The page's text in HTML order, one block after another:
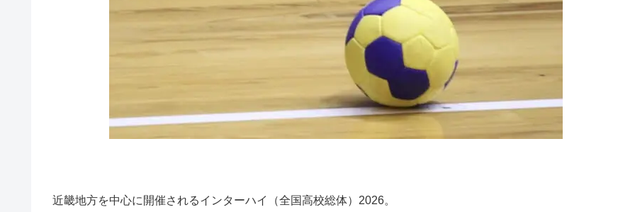
近畿地方を中心に開催されるインターハイ（全国高校総体）2026。